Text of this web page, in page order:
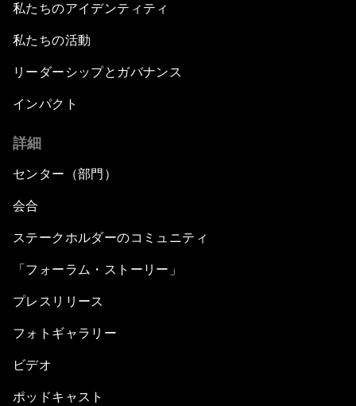
私たちのアイデンティティ
私たちの活動
リーダーシップとガバナンス
インパクト
詳細
センター（部門）
会合
ステークホルダーのコミュニティ
「フォーラム・ストーリー」
プレスリリース
フォトギャラリー
ビデオ
ポッドキャスト